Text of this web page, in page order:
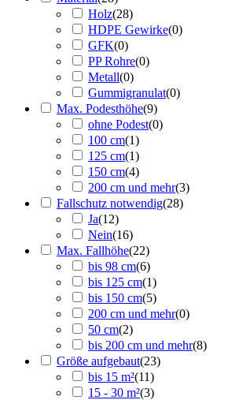
Holz(28)
HDPE Gewirke(0)
GFK(0)
PP Rohre(0)
Metall(0)
Gummigranulat(0)
Max. Podesthöhe(9)
ohne Podest(0)
100 cm(1)
125 cm(1)
150 cm(4)
200 cm und mehr(3)
Fallschutz notwendig(28)
Ja(12)
Nein(16)
Max. Fallhöhe(22)
bis 98 cm(6)
bis 125 cm(1)
bis 150 cm(5)
200 cm und mehr(0)
50 cm(2)
bis 200 cm und mehr(8)
Größe aufgebaut(23)
bis 15 m²(11)
15 - 30 m²(3)